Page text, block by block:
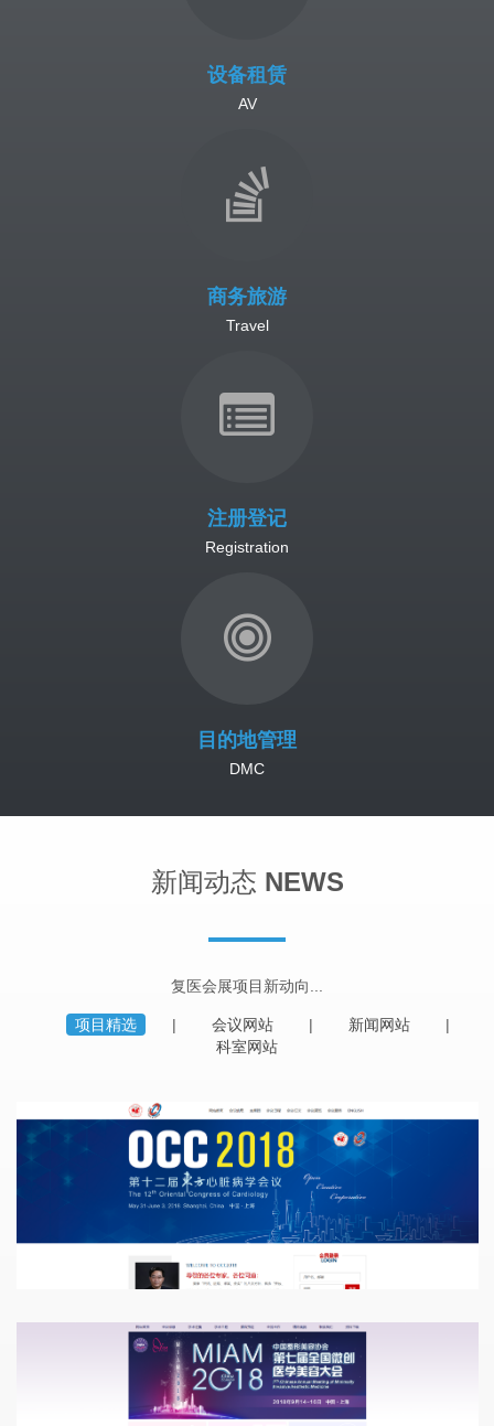
设备租赁
AV
商务旅游
Travel
注册登记
Registration
目的地管理
DMC
新闻动态 NEWS
复医会展项目新动向...
项目精选 会议网站
新闻网站
科室网站